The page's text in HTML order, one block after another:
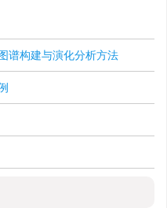
谱构建与演化分析方法